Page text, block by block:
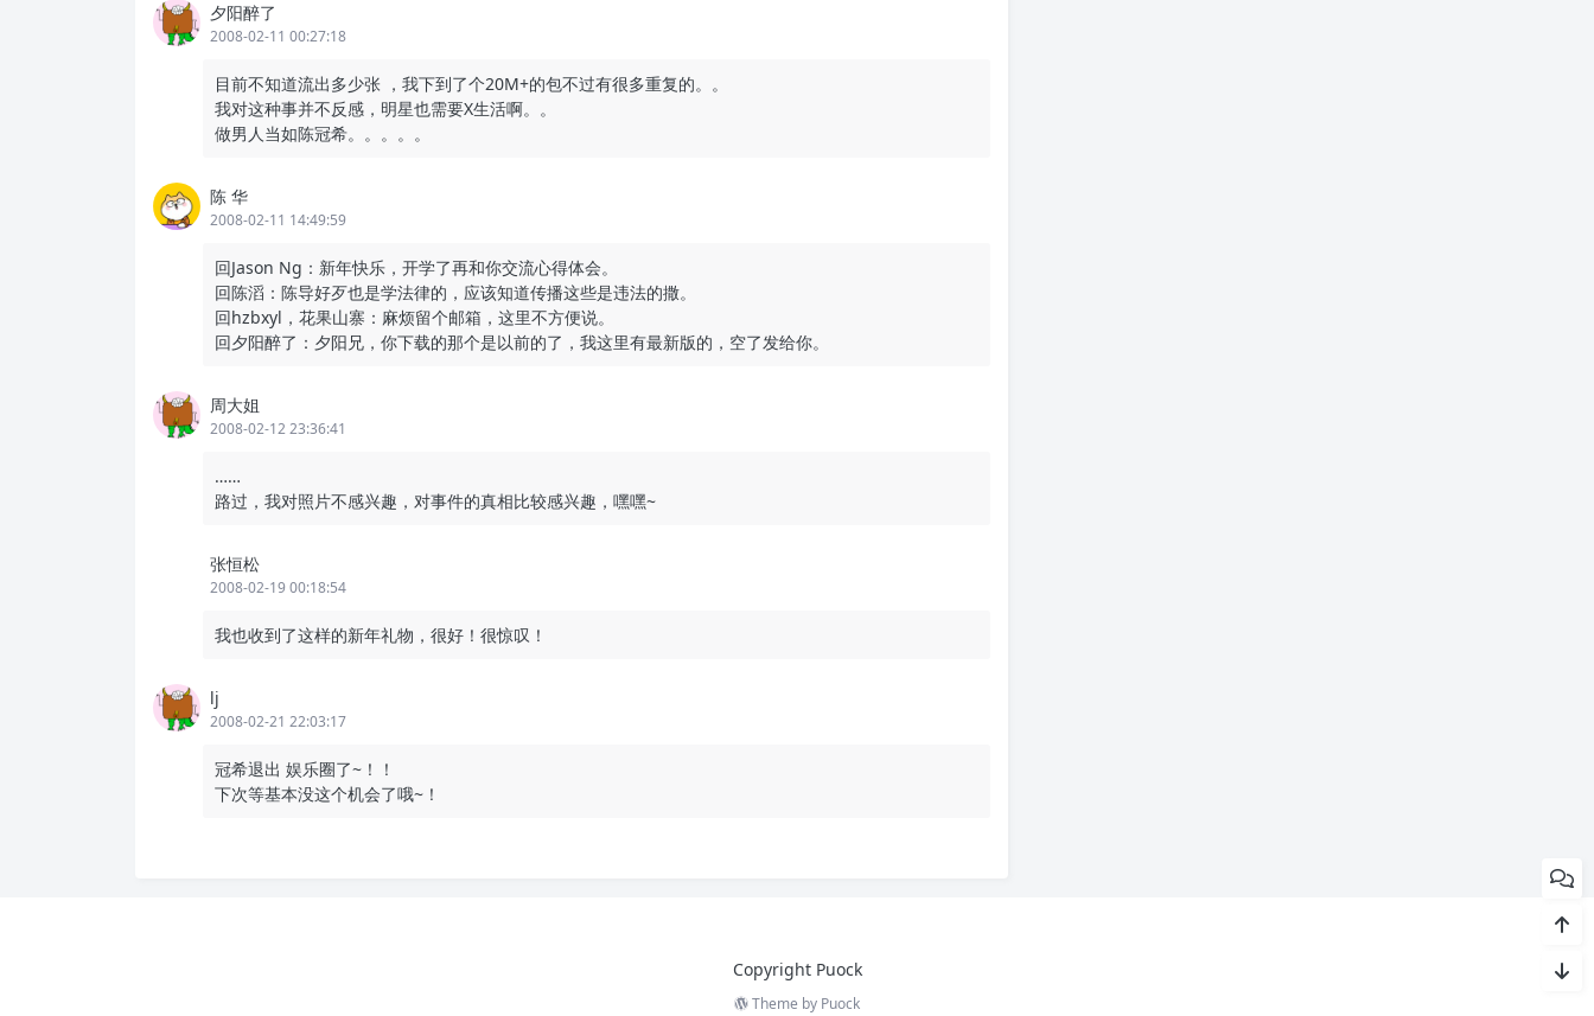
夕阳醉了
2008-02-11 00:27:18
目前不知道流出多少张 ，我下到了个20M+的包不过有很多重复的。。
我对这种事并不反感，明星也需要X生活啊。。
做男人当如陈冠希。。。。。
陈 华
2008-02-11 14:49:59
回Jason Ng：新年快乐，开学了再和你交流心得体会。
回陈滔：陈导好歹也是学法律的，应该知道传播这些是违法的撒。
回hzbxyl，花果山寨：麻烦留个邮箱，这里不方便说。
回夕阳醉了：夕阳兄，你下载的那个是以前的了，我这里有最新版的，空了发给你。
周大姐
2008-02-12 23:36:41
……
路过，我对照片不感兴趣，对事件的真相比较感兴趣，嘿嘿~
张恒松
2008-02-19 00:18:54
我也收到了这样的新年礼物，很好！很惊叹！
lj
2008-02-21 22:03:17
冠希退出 娱乐圈了~！！
下次等基本没这个机会了哦~！
Copyright Puock
Theme by Puock